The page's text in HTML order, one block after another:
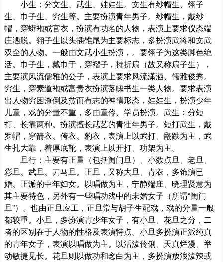
小生：分文生、武生、娃娃生。文生有纱帽生、翎子
生、巾子生、穷生等。主要扮演青年男子。纱帽生，戴纱
帽，穿蟒袍或官衣，扮演有功名的人物，表演上要求仪态端
庄洒脱。翎子生以头插锥尾为主要标志，多扮演武将和文武
双全的人物。一般由文武小生扮演，。要翎子为这类脚色绝
活。巾子生，戴巾于，穿褶子，持折扇（故又称扇子生），
主要演风流儒雅的公子，表演上要求风流潇洒、儒雅俊秀。
穷生，穿素道袍或富贵衣扮演落魄书生一类人物。要求表演
出人物穷困潦倒及贫而有志的神情形态，娃娃生，扮演少年
儿童，戏的分量不重，多由童伶、学员扮演。武生：分短
打、长靠两种。扮演擅长武艺的青壮年男子。短打武生，戴
罗帽，穿箭衣、侉衣、豹衣，表演上以武打、翻跌为主，武
生扎大靠，着厚底靴，表演上以开打、功架为主。
旦行：主要有正量（包括闺门旦）、小数点旦、老旦、
彩旦、武旦、刀马旦。正旦，又称大旦、青衣，多饰演已
婚、正派的中年妇女。以唱做为主，宁静端庄、晓理贤慧为
其主要特色，另外有一些唱功戏中的未婚女子（所谓“闺门
旦”）。也由正旦应工，正旦常与胡子生配戏，戏的分量一般
都较重。小旦，多扮演青少年女子，有小旦、花旦之分，二
者的区别在于人物的性格及表演特点。小旦多扮演正派纯真
的青年女子，表演以唱做为主。以活泼伶俐、天真烂漫、举
动敏捷见长。花旦则以做功和念白为主，多扮演放浪泼辣或